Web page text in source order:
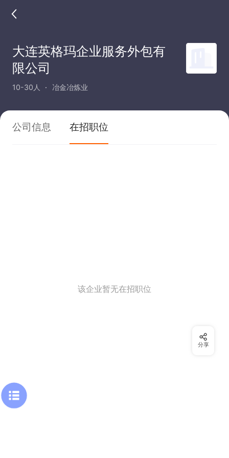
大连英格玛企业服务外包有
限公司
10-30人 冶金冶炼业
公司信息 在招职位
该企业暂无在招职位
分享